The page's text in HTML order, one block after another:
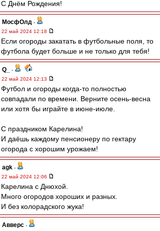
С Днём Рождения!
МосфОлд -
22 май 2024 12:18
Если огороды закатать в футбольные поля, то
футбола будет больше и не только для тебя!
Q_
-
22 май 2024 12:13
Футбол и огороды когда-то полностью
совпадали по времени. Верните осень-весна
или хотя бы играйте в июне-июле.
С праздником Карелина!
И даёшь каждому пенсионеру по гектару
огорода с хорошим урожаем!
agk -
22 май 2024 12:06
Карелина с Днюхой.
Много огородов хороших и разных.
И без колорадского жука!
Авверс -